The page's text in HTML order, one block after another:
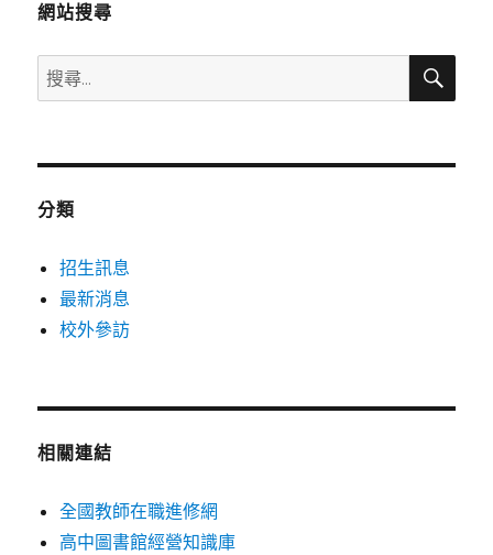
網站搜尋
搜
尋
鍵
搜
分類
招生訊息
最新消息
校外參訪
相關連結
全國教師在職進修網
高中圖書館經營知識庫